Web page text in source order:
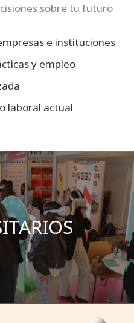
sobre tu futuro
e instituciones
y empleo
laboral actual